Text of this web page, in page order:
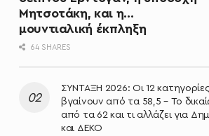
Μητσοτάκη, και η…
μουντιαλική έκπληξη
64 SHARES
ΣΥΝΤΑΞΗ 2026: Οι 12
βγαίνουν από τα 58,5 – Το
από τα 62 και τι αλλάζει για
και ΔΕΚΟ